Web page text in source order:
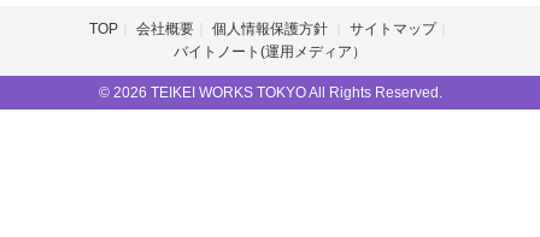
TOP 会社概要 個人情報保護方針
サイトマップ
バイトノート(運用メディア）
© 2026 TEIKEI WORKS TOKYO All Rights Reserved.